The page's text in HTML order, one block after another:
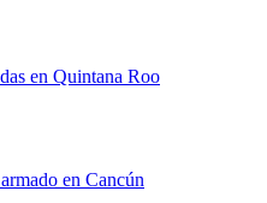
en Quintana Roo
en Cancún